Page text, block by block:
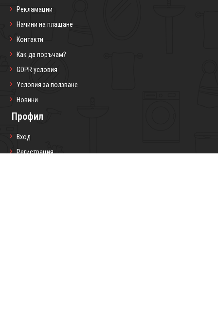
Рекламации
Начини на плащане
Контакти
Как да поръчам?
GDPR условия
Условия за ползване
Новини
Профил
Вход
Регистрация